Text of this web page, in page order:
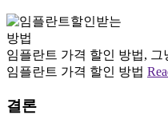
임플란트 가격 할인 방법,
임플란트 가격 할인 방법
결론